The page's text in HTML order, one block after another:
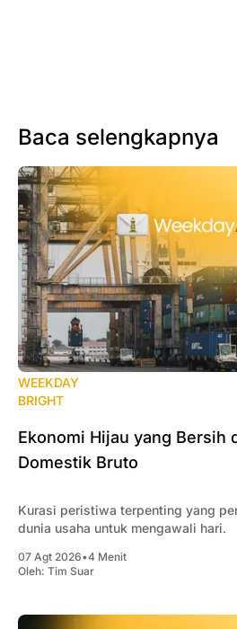
Baca selengkapnya
WEEKDAY
BRIGHT
Ekonomi Hijau yang Bersih
Domestik Bruto
Kurasi peristiwa terpenting yang
dunia usaha untuk mengawali hari.
07 Agt 2026•4 Menit
Oleh: Tim Suar